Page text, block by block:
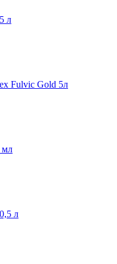
л
Fulvic Gold 5л
мл
л